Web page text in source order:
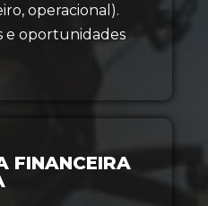
operacional).
e oportunidades
FINANCEIRA